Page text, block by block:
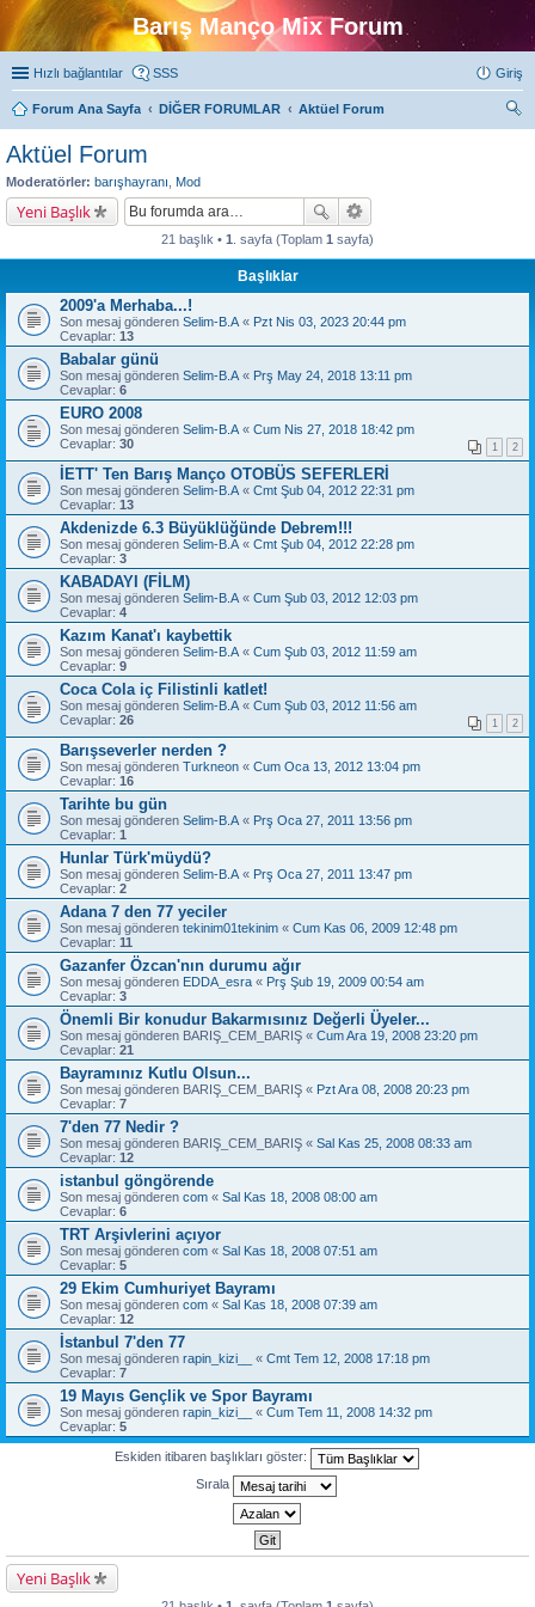
Barış Manço Mix Forum
Hızlı bağlantılar SSS Giriş
Forum Ana Sayfa DİĞER FORUMLAR
Aktüel Forum
Aktüel Forum
Moderatörler: barışhayranı Mod
Yeni Başlık
21 başlık • 1 . sayfa (Toplam 1 sayfa)
Başlıklar
2009'a Merhaba...!
Son mesaj gönderen Selim-B.A « Pzt Nis 03, 2023 20:44 pm
Cevaplar: 13
Babalar günü
Son mesaj gönderen Selim-B.A « Prş May 24, 2018 13:11 pm
Cevaplar: 6
EURO 2008
Son mesaj gönderen Selim-B.A « Cum Nis 27, 2018 18:42 pm
Cevaplar: 30 1 2
İETT' Ten Barış Manço OTOBÜS SEFERLERİ
Son mesaj gönderen Selim-B.A « Cmt Şub 04, 2012 22:31 pm
Cevaplar: 13
Akdenizde 6.3 Büyüklüğünde Debrem!!!
Son mesaj gönderen Selim-B.A « Cmt Şub 04, 2012 22:28 pm
Cevaplar: 3
KABADAYI (FİLM)
Son mesaj gönderen Selim-B.A « Cum Şub 03, 2012 12:03 pm
Cevaplar: 4
Kazım Kanat'ı kaybettik
Son mesaj gönderen Selim-B.A « Cum Şub 03, 2012 11:59 am
Cevaplar: 9
Coca Cola iç Filistinli katlet!
Son mesaj gönderen Selim-B.A « Cum Şub 03, 2012 11:56 am
Cevaplar: 26 1 2
Barışseverler nerden ?
Son mesaj gönderen Turkneon « Cum Oca 13, 2012 13:04 pm
Cevaplar: 16
Tarihte bu gün
Son mesaj gönderen Selim-B.A « Prş Oca 27, 2011 13:56 pm
Cevaplar: 1
Hunlar Türk'müydü?
Son mesaj gönderen Selim-B.A « Prş Oca 27, 2011 13:47 pm
Cevaplar: 2
Adana 7 den 77 yeciler
Son mesaj gönderen tekinim01tekinim « Cum Kas 06, 2009 12:48 pm
Cevaplar: 11
Gazanfer Özcan'nın durumu ağır
Son mesaj gönderen EDDA_esra « Prş Şub 19, 2009 00:54 am
Cevaplar: 3
Önemli Bir konudur Bakarmısınız Değerli Üyeler...
Son mesaj gönderen BARIŞ_CEM_BARIŞ « Cum Ara 19, 2008 23:20 pm
Cevaplar: 21
Bayramınız Kutlu Olsun...
Son mesaj gönderen BARIŞ_CEM_BARIŞ « Pzt Ara 08, 2008 20:23 pm
Cevaplar: 7
7'den 77 Nedir ?
Son mesaj gönderen BARIŞ_CEM_BARIŞ « Sal Kas 25, 2008 08:33 am
Cevaplar: 12
istanbul göngörende
Son mesaj gönderen com « Sal Kas 18, 2008 08:00 am
Cevaplar: 6
TRT Arşivlerini açıyor
Son mesaj gönderen com « Sal Kas 18, 2008 07:51 am
Cevaplar: 5
29 Ekim Cumhuriyet Bayramı
Son mesaj gönderen com « Sal Kas 18, 2008 07:39 am
Cevaplar: 12
İstanbul 7'den 77
Son mesaj gönderen rapin_kizi__ « Cmt Tem 12, 2008 17:18 pm
Cevaplar: 7
19 Mayıs Gençlik ve Spor Bayramı
Son mesaj gönderen rapin_kizi__ « Cum Tem 11, 2008 14:32 pm
Cevaplar: 5
Eskiden itibaren başlıkları göster:
Sırala
Yeni Başlık